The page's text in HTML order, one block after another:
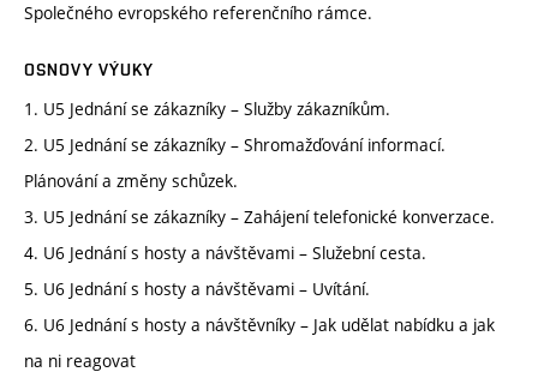
Společného evropského referenčního rámce.
OSNOVY VÝUKY
1. U5 Jednání se zákazníky – Služby zákazníkům.
2. U5 Jednání se zákazníky – Shromažďování informací.
Plánování a změny schůzek.
3. U5 Jednání se zákazníky – Zahájení telefonické konverzace.
4. U6 Jednání s hosty a návštěvami – Služební cesta.
5. U6 Jednání s hosty a návštěvami – Uvítání.
6. U6 Jednání s hosty a návštěvníky – Jak udělat nabídku a jak
na ni reagovat